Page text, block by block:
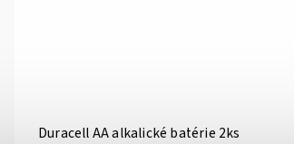
Duracell AA alkalické batérie 2ks